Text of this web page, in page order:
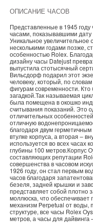
ОПИСАНИЕ ЧАСОВ
Представленные в 1945
часами, показывавшими
Уникальное увеличительное
несколькими годами позже,
особенностью Rolex.
дизайну часы Datejust
выпустила стотысячный
Вильсдорф подарил этот
человеку, который, по
фигурам современности. Кто
загадкой.Так называемая
была помещена в окошко
считывания показаний. Это
отличительных
отличную
благодаря двум
втулке корпуса, а вторая –
используется во всех часах
глубины 100 метров.Корпус
составляющих репутации
совершенства в часовом
1926 году, он стал первым
часов благодаря
безеля, задней крышки и
представляет собой плотно
моллюска, что
механизм Perpetual от воды,
структуре, все часы Rolex
метров, а часы для дайвинга